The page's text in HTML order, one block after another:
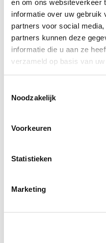
en om ons websiteverkeer
informatie over uw gebruik
partners voor social
partners kunnen deze
informatie die u aan ze
verzameld op basis van
Noodzakelijk
Voorkeuren
Statistieken
Marketing
Levertijden in
Bij ons staat
hanteren we geen
zorgen we ervoor dat
wensen en behoeften,
bespreken.
Heb je specifieke